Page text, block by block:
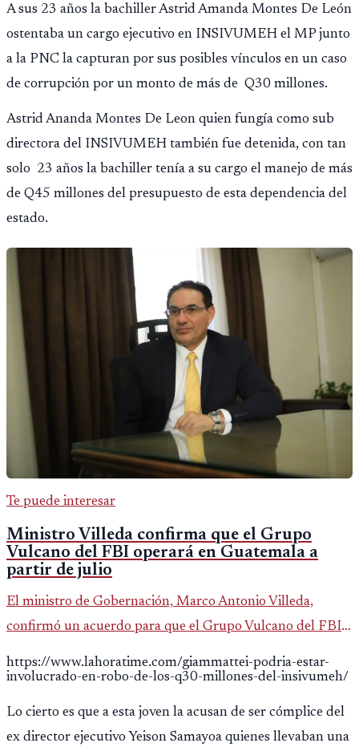
A sus 23 años la bachiller Astrid Amanda Montes De León
ostentaba un cargo ejecutivo en INSIVUMEH el MP junto
a la PNC la capturan por sus posibles vínculos en un caso
de corrupción por un monto de más de Q30 millones.
Astrid Ananda Montes De Leon quien fungía como sub
directora del INSIVUMEH también fue detenida, con tan
solo 23 años la bachiller tenía a su cargo el manejo de más
de Q45 millones del presupuesto de esta dependencia del
estado.
Te puede interesar
Ministro Villeda confirma que el Grupo
Vulcano del FBI operará en Guatemala a
partir de julio
El ministro de Gobernación, Marco Antonio Villeda,
confirmó un acuerdo para que el Grupo Vulcano del FBI
fallido con la administración anterior del Ministerio
https://www.lahoratime.com/giammattei-podria-estar-
involucrado-en-robo-de-los-q30-millones-del-insivumeh/
Lo cierto es que a esta joven la acusan de ser cómplice del
ex director ejecutivo Yeison Samayoa quienes llevaban una